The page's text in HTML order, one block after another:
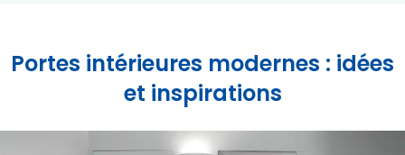
Portes intérieures modernes : idées
et inspirations